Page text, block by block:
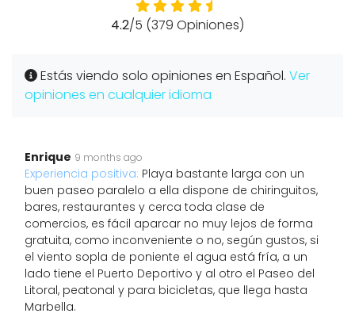
4.2/5 (379 Opiniones)
Estás viendo solo opiniones en Español. Ver
opiniones en cualquier idioma
Enrique 9 months ago
Experiencia positiva: Playa bastante larga con un
buen paseo paralelo a ella dispone de chiringuitos,
bares, restaurantes y cerca toda clase de
comercios, es fácil aparcar no muy lejos de forma
gratuita, como inconveniente o no, según gustos, si
el viento sopla de poniente el agua está fría, a un
lado tiene el Puerto Deportivo y al otro el Paseo del
Litoral, peatonal y para bicicletas, que llega hasta
Marbella.